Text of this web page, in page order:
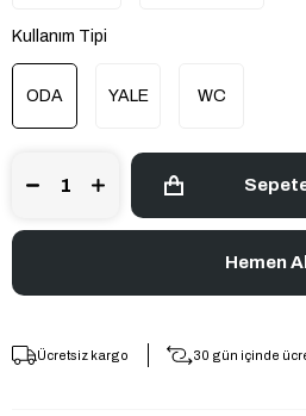
Kullanım Tipi
ODA YALE WC
Ücretsiz kargo 30 gün içinde